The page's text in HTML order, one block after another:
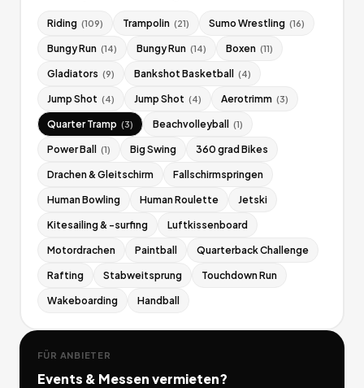
Riding (109) Trampolin (21) Sumo Wrestling (16)
Bungy Run (14) Bungy Run (14) Boxen (11)
Gladiators (9) Bankshot Basketball (4)
Jump Shot (4) Jump Shot (4) Aerotrimm (3)
Quarter Tramp (3) Beachvolleyball (1)
Power Ball (1) Big Swing 360 grad Bikes
Drachen & Gleitschirm Fallschirmspringen
Human Bowling Human Roulette Jetski
Kitesailing & -surfing Luftkissenboard
Motordrachen Paintball Quarterback Challenge
Rafting Stabweitsprung Touchdown Run
Wakeboarding Handball
FÜR ANBIETER
Events & Messenvermieten?